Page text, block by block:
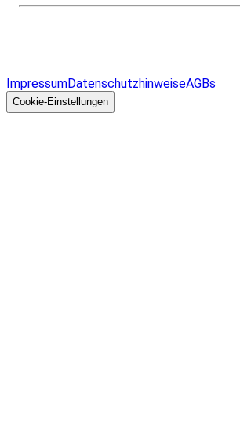
ImpressumDatenschutzhinweiseAGBs
Cookie-Einstellungen